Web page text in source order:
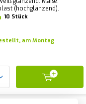
(hochglänzend).
10 Stück
am Montag